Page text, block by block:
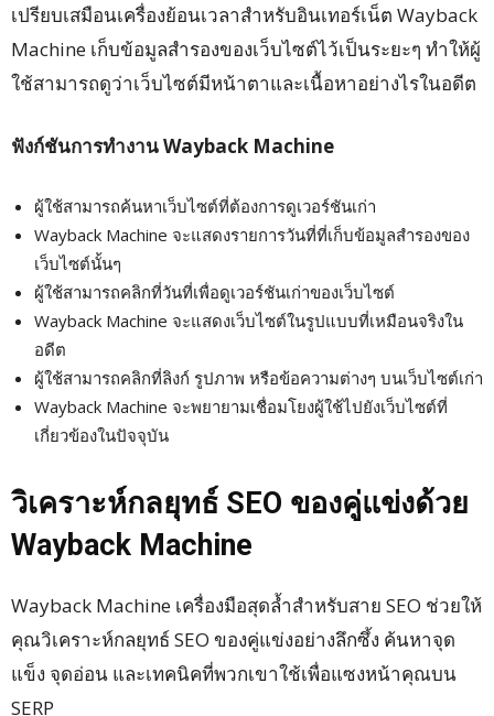
เปรียบเสมือนเครื่องย้อนเวลาสำหรับอินเทอร์เน็ต Wayback
Machine เก็บข้อมูลสำรองของเว็บไซต์ไว้เป็นระยะๆ ทำให้ผู้
ใช้สามารถดูว่าเว็บไซต์มีหน้าตาและเนื้อหาอย่างไรในอดีต
ฟังก์ชันการทำงาน Wayback Machine
ผู้ใช้สามารถค้นหาเว็บไซต์ที่ต้องการดูเวอร์ชันเก่า
Wayback Machine จะแสดงรายการวันที่ที่เก็บข้อมูลสำรองของ
เว็บไซต์นั้นๆ
ผู้ใช้สามารถคลิกที่วันที่เพื่อดูเวอร์ชันเก่าของเว็บไซต์
Wayback Machine จะแสดงเว็บไซต์ในรูปแบบที่เหมือนจริงใน
อดีต
ผู้ใช้สามารถคลิกที่ลิงก์ รูปภาพ หรือข้อความต่างๆ บนเว็บไซต์เก่า
Wayback Machine จะพยายามเชื่อมโยงผู้ใช้ไปยังเว็บไซต์ที่
เกี่ยวข้องในปัจจุบัน
วิเคราะห์กลยุทธ์ SEO ของคู่แข่งด้วย
Wayback Machine
Wayback Machine เครื่องมือสุดล้ำสำหรับสาย SEO ช่วยให้
คุณวิเคราะห์กลยุทธ์ SEO ของคู่แข่งอย่างลึกซึ้ง ค้นหาจุด
แข็ง จุดอ่อน และเทคนิคที่พวกเขาใช้เพื่อแซงหน้าคุณบน
SERP